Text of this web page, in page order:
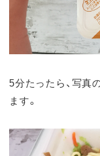
5分たったら、写真
ます。